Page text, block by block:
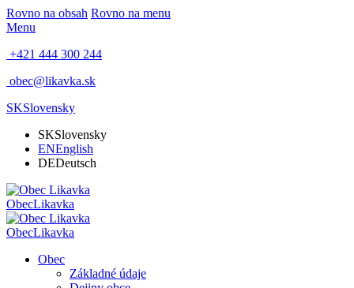
Rovno na obsah Rovno na menu
Menu
+421 444 300 244
obec@likavka.sk
SKSlovensky
SKSlovensky
ENEnglish
DEDeutsch
ObecLikavka
ObecLikavka
Obec
Základné údaje